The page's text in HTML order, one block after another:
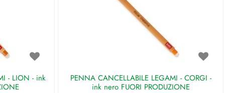
- LION - ink
PENNA CANCELLABILE LEGAMI - CORGI -
ink nero FUORI PRODUZIONE